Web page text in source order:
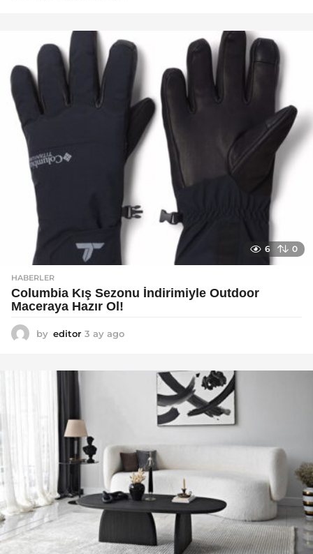
g
6 0
HABERLER
Columbia Kış Sezonu İndirimiyle Outdoor
Maceraya Hazır Ol!
by editor 3 ay ago
a